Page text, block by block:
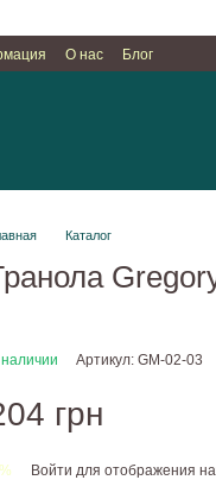
О нас
Блог
Каталог
Артикул: GM-02-03
грн
% Войти для отображения